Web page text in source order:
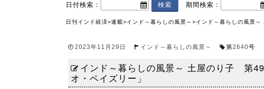
日付検索： 期間検索：
日刊インド経済>連載>インド～暮らしの風景～ >インド～暮らしの風景～
2023年11月29日 インド～暮らしの風景～ 第2640号
インド～暮らしの風景～ 土屋のり子 第
オ・ペイズリー」